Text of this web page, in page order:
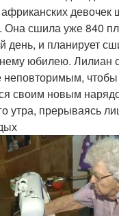
девочек
Она сшила уже 840
день, и планирует
юбилею. Лилиан
неповторимым,
своим новым
утра, прерываясь